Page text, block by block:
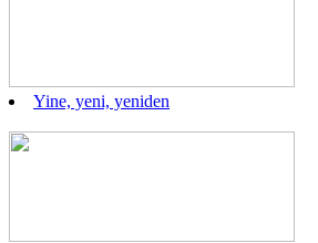
Yine, yeni, yeniden